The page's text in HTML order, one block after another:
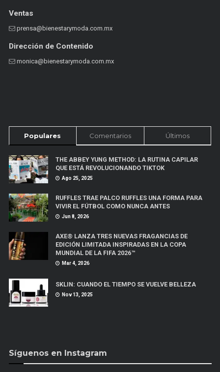
Ventas
prensa@bienestarymoda.com.mx
Dirección de Contenido
monica@bienestarymoda.com.mx
Populares Comentarios Últimos
THE ABBEY YUNG METHOD: LA RUTINA CAPILAR
QUE ESTÁ REVOLUCIONANDO TIKTOK
Ago 25, 2025
RUFFLES TRAE PALCO RUFFLES UNA FORMA PARA
VIVIR EL FÚTBOL COMO NUNCA ANTES
Jun 8, 2026
AXE® LANZA TRES NUEVAS FRAGANCIAS DE
EDICIÓN LIMITADA INSPIRADAS EN LA COPA
MUNDIAL DE LA FIFA 2026™
Mar 4, 2026
SKLIN: CUANDO EL TIEMPO SE VUELVE BELLEZA
Nov 13, 2025
Síguenos en Instagram